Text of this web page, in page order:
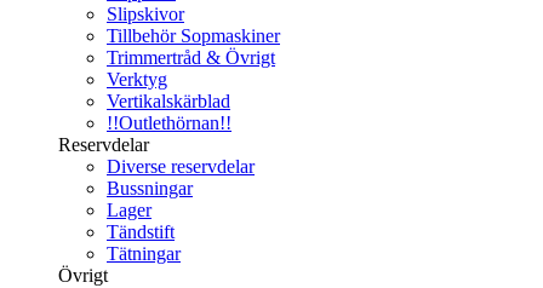
Slipskivor
Tillbehör Sopmaskiner
Trimmertråd & Övrigt
Verktyg
Vertikalskärblad
!!Outlethörnan!!
Reservdelar
Diverse reservdelar
Bussningar
Lager
Tändstift
Tätningar
Övrigt